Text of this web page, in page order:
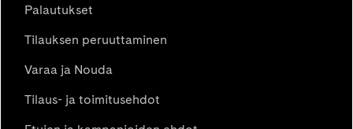
Palautukset
Tilauksen peruuttaminen
Varaa ja Nouda
Tilaus- ja toimitusehdot